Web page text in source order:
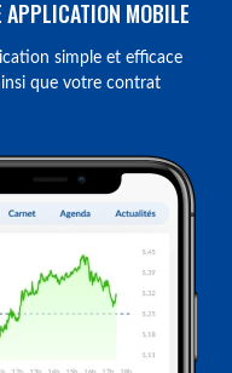
APPLICATION MOBILE
simple et efficace
que votre contrat